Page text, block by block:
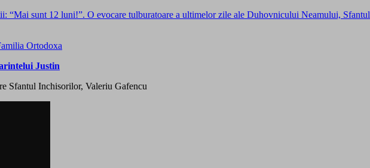
“Mai sunt 12 luni!”. O evocare tulburatoare a ultimelor zile ale Duhovnicului Neamului,
Ortodoxa
Justin
Sfantul Inchisorilor, Valeriu Gafencu